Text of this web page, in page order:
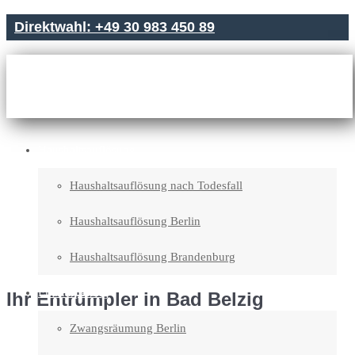
Direktwahl: +49 30 983 450 89
Haushaltsauflösung nach Todesfall
Haushaltsauflösung Berlin
Haushaltsauflösung Brandenburg
Entrümpelung
Zwangsräumung Berlin
Ihr Entrümpler in Bad Belzig